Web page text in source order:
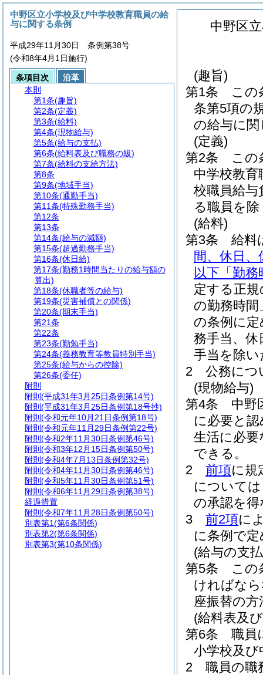
中野区
(趣旨)
第1条
この
条第5項の
の給与に
(定義)
第2条
この
中学校教育
校職員給与
る職員を除
(給料)
第3条
給料
間、休日
以下「勤
定する正
の勤務時
の条例に定
務手当、休
手当を除
2
公務につ
(現物給与)
第4条
中野
に必要と
生活に必
できる。
2
前項に規
について
の承認を
3
前2項に
に条例で
(給与の支
第5条
この
ければな
座振替の
(給料表及
第6条
職員
小学校及び
2
職員の職
中野区立小学校及び中学校教育職員の給
与に関する条例
平成29年11月30日 条例第38号
(令和8年4月1日施行)
条項目次
沿革
本則
第1条(趣旨)
第2条(定義)
第3条(給料)
第4条(現物給与)
第5条(給与の支払)
第6条(給料表及び職務の級)
第7条(給料の支給方法)
第8条
第9条(地域手当)
第10条(通勤手当)
第11条(特殊勤務手当)
第12条
第13条
第14条(給与の減額)
第15条(超過勤務手当)
第16条(休日給)
第17条(勤務1時間当たりの給与額の
算出)
第18条(休職者等の給与)
第19条(災害補償との関係)
第20条(期末手当)
第21条
第22条
第23条(勤勉手当)
第24条(義務教育等教員特別手当)
第25条(給与からの控除)
第26条(委任)
附則
附則 (平成31年3月25日条例第14号)
附則 (平成31年3月25日条例第18号抄)
附則 (令和元年10月21日条例第18号)
附則 (令和元年11月29日条例第22号)
附則 (令和2年11月30日条例第46号)
附則 (令和3年12月15日条例第50号)
附則 (令和4年7月13日条例第32号)
附則 (令和4年11月30日条例第46号)
附則 (令和5年11月30日条例第51号)
附則 (令和6年11月29日条例第38号)
経過措置
附則 (令和7年11月28日条例第50号)
別表第1(第6条関係)
別表第2(第6条関係)
別表第3(第10条関係)